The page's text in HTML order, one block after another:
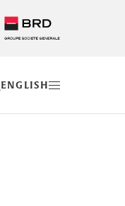
EN